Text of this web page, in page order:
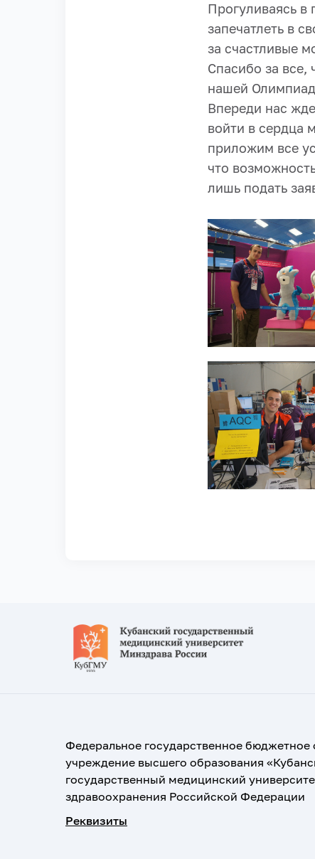
Прогуливаясь в
запечатлеть в
за счастливые
Спасибо за все,
нашей
Впереди нас
войти в сердца
приложим все
что
лишь подать
Федеральное государственное бюджетное
учреждение высшего образования
государственный медицинский
здравоохранения Российской Федерации
Реквизиты